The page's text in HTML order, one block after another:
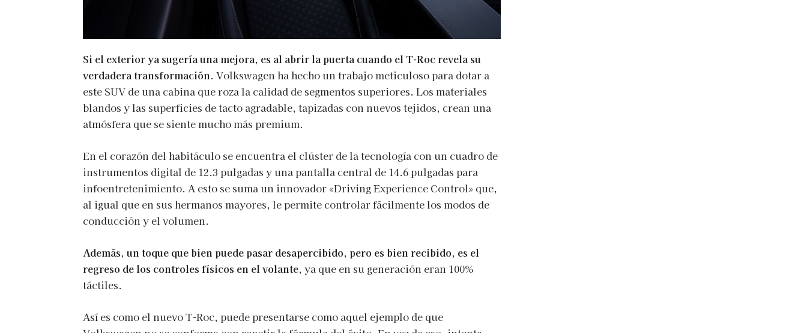
Si el exterior ya sugería una mejora, es al abrir la puerta cuando el T-Roc revela su
verdadera transformación. Volkswagen ha hecho un trabajo meticuloso para dotar a
este SUV de una cabina que roza la calidad de segmentos superiores. Los materiales
blandos y las superficies de tacto agradable, tapizadas con nuevos tejidos, crean una
atmósfera que se siente mucho más premium.
En el corazón del habitáculo se encuentra el clúster de la tecnología con un cuadro de
instrumentos digital de 12.3 pulgadas y una pantalla central de 14.6 pulgadas para
infoentretenimiento. A esto se suma un innovador «Driving Experience Control» que,
al igual que en sus hermanos mayores, le permite controlar fácilmente los modos de
conducción y el volumen.
Además, un toque que bien puede pasar desapercibido, pero es bien recibido, es el
regreso de los controles físicos en el volante, ya que en su generación eran 100%
táctiles.
Así es como el nuevo T-Roc, puede presentarse como aquel ejemplo de que